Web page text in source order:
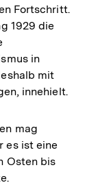
Fortschritt.
1929 die
in
mit
innehielt.
mag
es ist eine
Osten bis